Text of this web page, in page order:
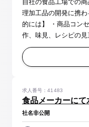
自社の食品工場での
理加工品の開発に携わる
的には】 ・商品コン
作、味見、レシピの
・その他、マネジメ
発進捗管理など...
食品メーカーに
求人番号：41483
社名非公開